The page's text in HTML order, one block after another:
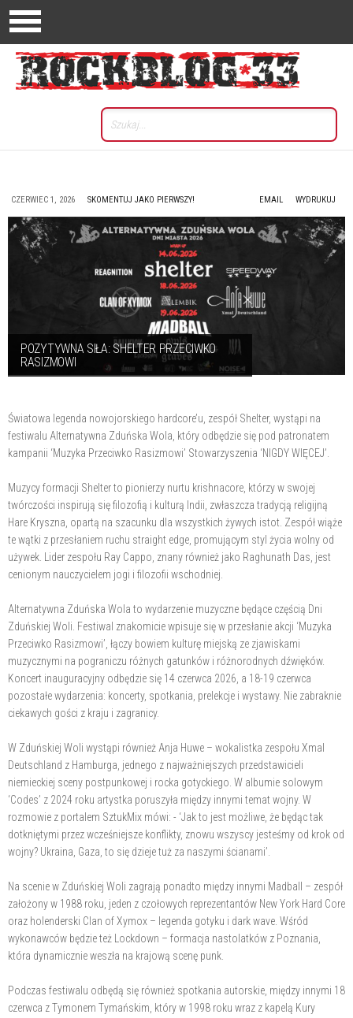
CZERWIEC 1, 2026 WYDRUKUJ
EMAIL
SKOMENTUJ JAKO PIERWSZY!
POZYTYWNA SIŁA: SHELTER PRZECIWKO
RASIZMOWI
Światowa legenda nowojorskiego hardcore’u, zespół Shelter, wystąpi na
festiwalu Alternatywna Zduńska Wola, który odbędzie się pod patronatem
kampanii ‘Muzyka Przeciwko Rasizmowi’ Stowarzyszenia ‘NIGDY WIĘCEJ’.
Muzycy formacji Shelter to pionierzy nurtu krishnacore, którzy w swojej
twórczości inspirują się filozofią i kulturą Indii, zwłaszcza tradycją religijną
Hare Kryszna, opartą na szacunku dla wszystkich żywych istot. Zespół wiąże
te wątki z przesłaniem ruchu straight edge, promującym styl życia wolny od
używek. Lider zespołu Ray Cappo, znany również jako Raghunath Das, jest
cenionym nauczycielem jogi i filozofii wschodniej.
Alternatywna Zduńska Wola to wydarzenie muzyczne będące częścią Dni
Zduńskiej Woli. Festiwal znakomicie wpisuje się w przesłanie akcji ‘Muzyka
Przeciwko Rasizmowi’, łączy bowiem kulturę miejską ze zjawiskami
muzycznymi na pograniczu różnych gatunków i różnorodnych dźwięków.
Koncert inauguracyjny odbędzie się 14 czerwca 2026, a 18-19 czerwca
pozostałe wydarzenia: koncerty, spotkania, prelekcje i wystawy. Nie zabraknie
ciekawych gości z kraju i zagranicy.
W Zduńskiej Woli wystąpi również Anja Huwe – wokalistka zespołu Xmal
Deutschland z Hamburga, jednego z najważniejszych przedstawicieli
niemieckiej sceny postpunkowej i rocka gotyckiego. W albumie solowym
‘Codes’ z 2024 roku artystka poruszyła między innymi temat wojny. W
rozmowie z portalem SztukMix mówi: - ‘Jak to jest możliwe, że będąc tak
dotkniętymi przez wcześniejsze konflikty, znowu wszyscy jesteśmy od krok od
wojny? Ukraina, Gaza, to się dzieje tuż za naszymi ścianami’.
Na scenie w Zduńskiej Woli zagrają ponadto między innymi Madball – zespół
założony w 1988 roku, jeden z czołowych reprezentantów New York Hard Core
oraz holenderski Clan of Xymox – legenda gotyku i dark wave. Wśród
wykonawców będzie też Lockdown – formacja nastolatków z Poznania,
która dynamicznie weszła na krajową scenę punk.
Podczas festiwalu odbędą się również spotkania autorskie, między innymi 18
czerwca z Tymonem Tymańskim, który w 1998 roku wraz z kapelą Kury